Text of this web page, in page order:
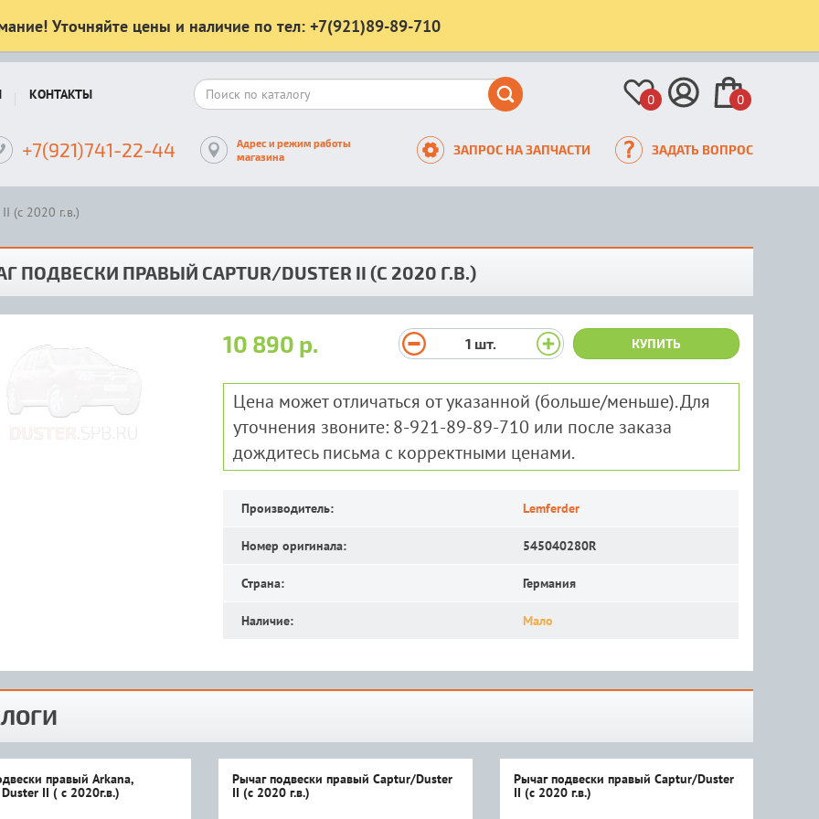
Уточняйте цены и наличие по тел: +7(921)89-89-710
КОНТАКТЫ 0 0
+7(921)741-22-44
Адрес и режим работы
магазина
ЗАПРОС НА ЗАПЧАСТИ ЗАДАТЬ ВОПРОС
(с 2020 г.в.)
ПОДВЕСКИ ПРАВЫЙ CAPTUR/DUSTER II (С 2020 Г.В.)
10 890 р. 1 шт. КУПИТЬ
Цена может отличаться от указанной (больше/меньше). Для
уточнения звоните: 8-921-89-89-710 или после заказа
дождитесь письма с корректными ценами.
Производитель: Lemferder
Номер оригинала: 545040280R
Страна: Германия
Наличие: Мало
правый Arkana,
II ( с 2020г.в.)
Рычаг подвески правый Captur/Duster
II (с 2020 г.в.)
Рычаг подвески правый Captur/Duster
II (с 2020 г.в.)